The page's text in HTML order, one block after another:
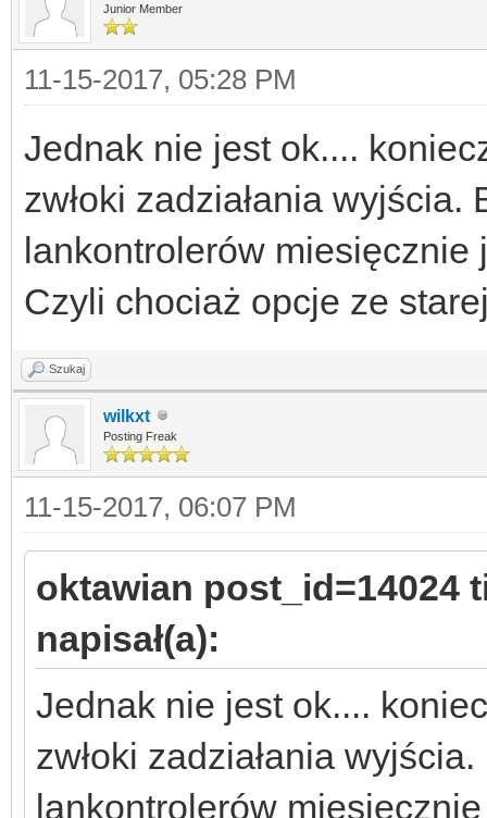
Junior Member
11-15-2017, 05:28 PM
Jednak nie jest ok....
zwłoki zadziałania wyjścia.
lankontrolerów miesięcznie
Czyli chociaż opcje ze
Szukaj
wilkxt
Posting Freak
11-15-2017, 06:07 PM
oktawian post_id=14024
napisał(a):
Jednak nie jest ok....
zwłoki zadziałania
lankontrolerów